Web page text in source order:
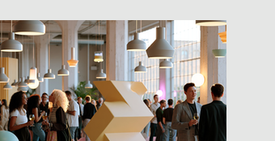
Summit plaats, dit keer in Vianen. Een
dag waarop de hele branche
samenkomt om vooruit te kijken naar
waar ons vak naartoe beweegt. De
presale is gestart en er zijn vijftig tickets
beschikbaar voor 75 euro, daarna gaat
de prijs naar 125 euro. De Interieur